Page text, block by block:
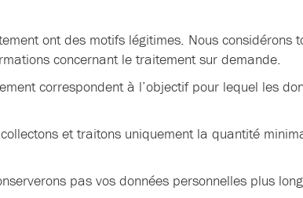
ont des motifs légitimes. Nous considérons
concernant le traitement sur demande.
correspondent à l’objectif pour lequel les
et traitons uniquement la quantité
pas vos données personnelles plus